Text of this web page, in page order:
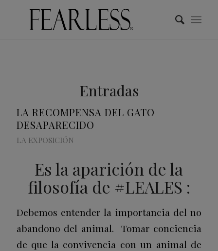
Entradas
LA RECOMPENSA DEL GATO
DESAPARECIDO
LA EXPOSICIÓN
Es la aparición de la
filosofía de #LEALES :
Debemos entender la importancia del no
abandono del animal. Tomar conciencia
de que la convivencia con un animal de